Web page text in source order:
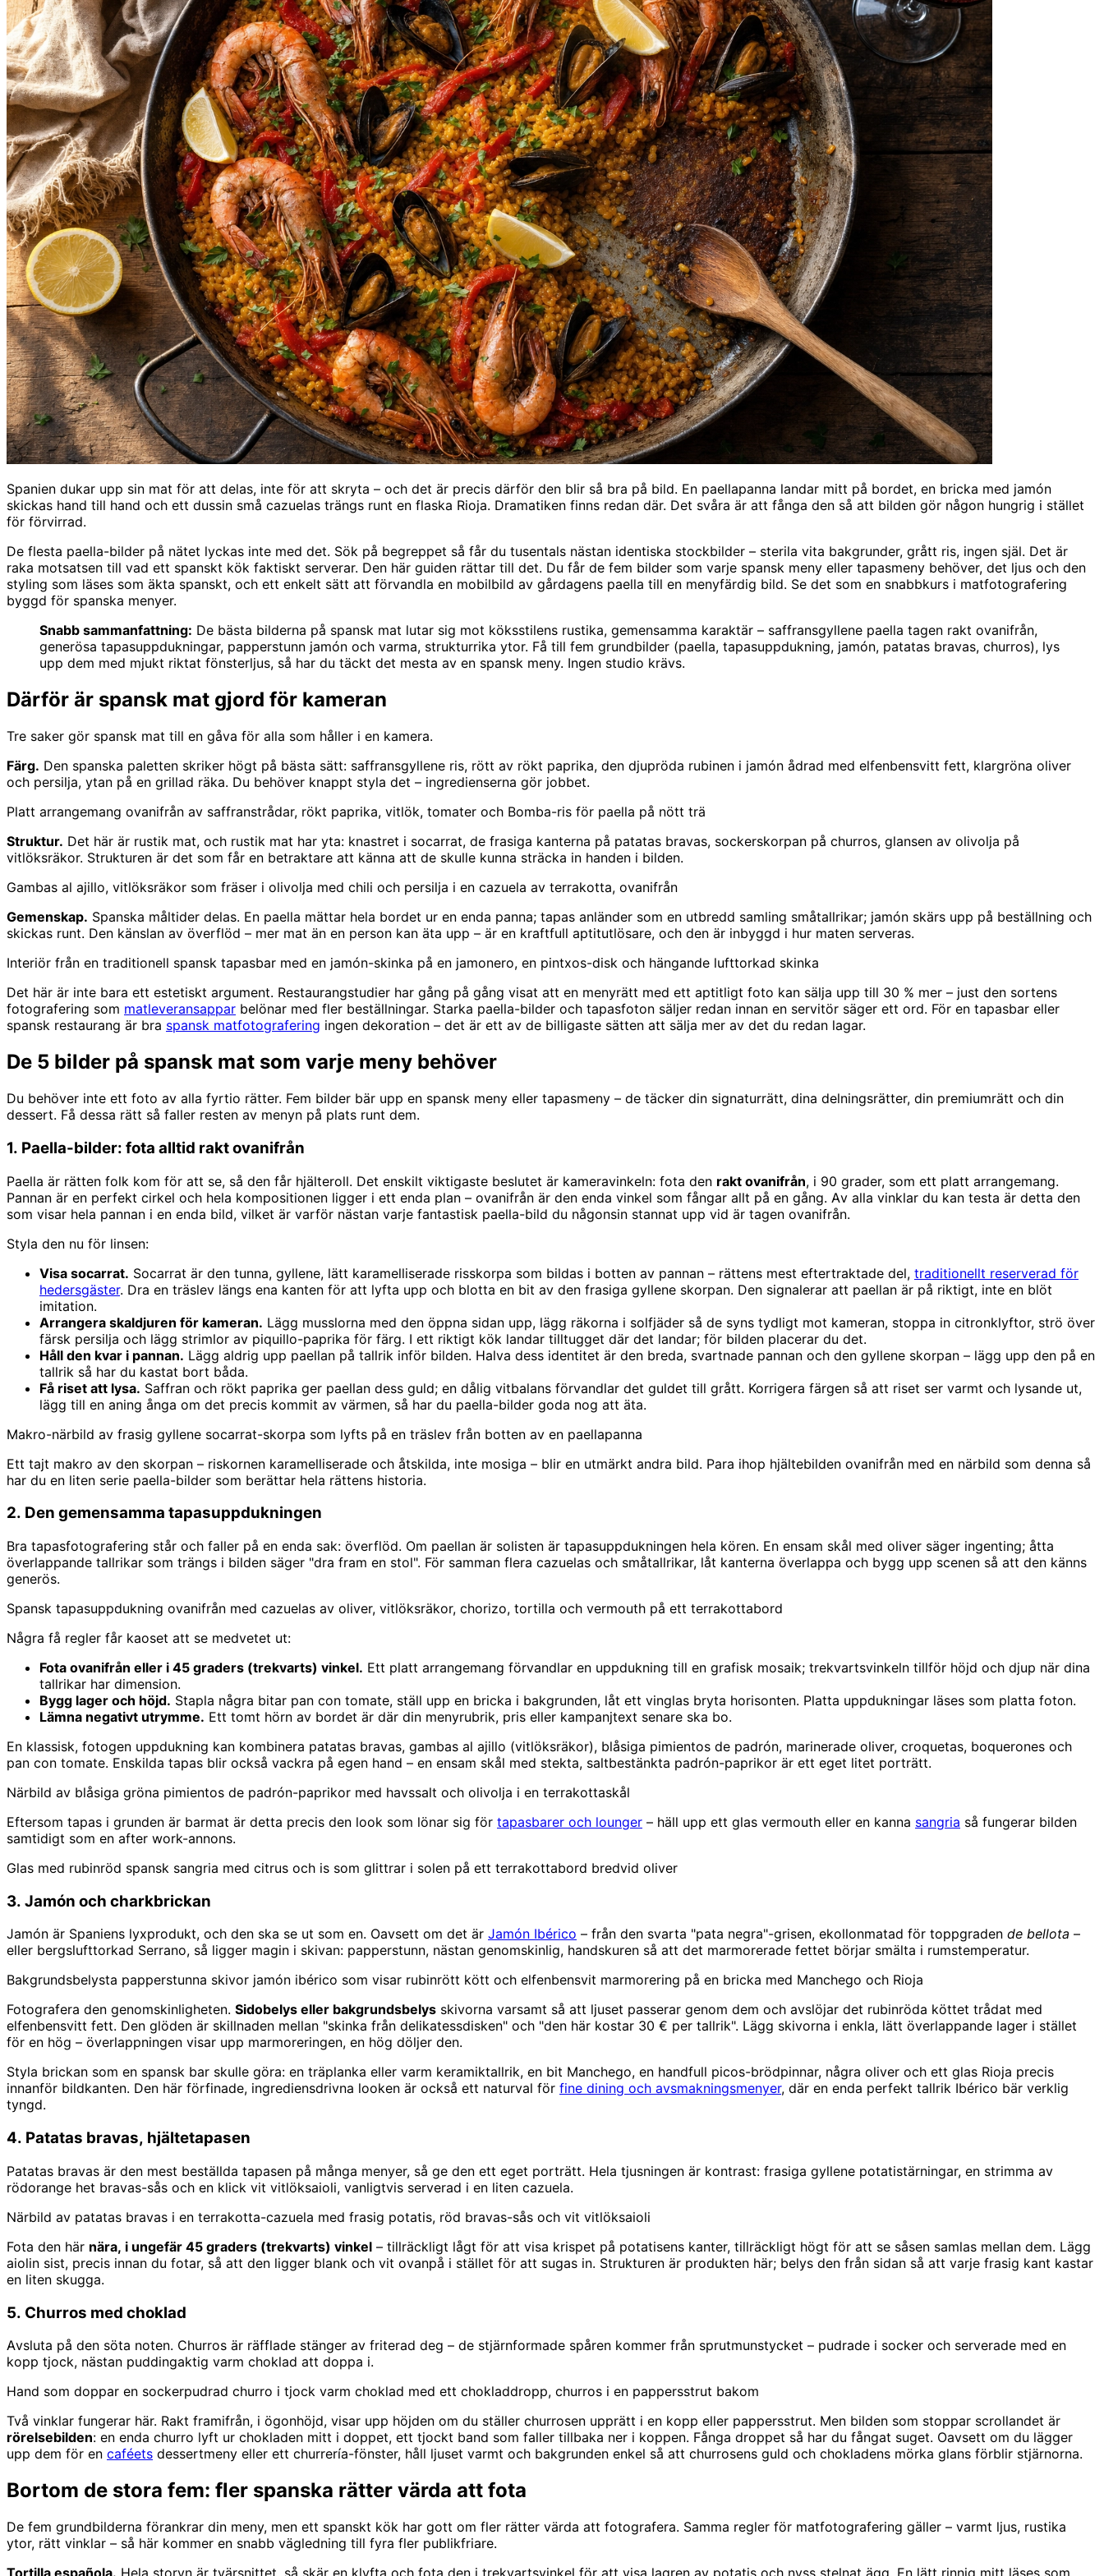
Spanien dukar upp sin mat för att delas, inte för att skryta – och det är precis därför den blir så bra på bild. En paellapanna landar mitt på bordet, en bricka med jamón
skickas hand till hand och ett dussin små cazuelas trängs runt en flaska Rioja. Dramatiken finns redan där. Det svåra är att fånga den så att bilden gör någon hungrig i stället
för förvirrad.
De flesta paella-bilder på nätet lyckas inte med det. Sök på begreppet så får du tusentals nästan identiska stockbilder – sterila vita bakgrunder, grått ris, ingen själ. Det är
raka motsatsen till vad ett spanskt kök faktiskt serverar. Den här guiden rättar till det. Du får de fem bilder som varje spansk meny eller tapasmeny behöver, det ljus och den
styling som läses som äkta spanskt, och ett enkelt sätt att förvandla en mobilbild av gårdagens paella till en menyfärdig bild. Se det som en snabbkurs i matfotografering
byggd för spanska menyer.
Snabb sammanfattning: De bästa bilderna på spansk mat lutar sig mot köksstilens rustika, gemensamma karaktär – saffransgyllene paella tagen rakt ovanifrån,
generösa tapasuppdukningar, papperstunn jamón och varma, strukturrika ytor. Få till fem grundbilder (paella, tapasuppdukning, jamón, patatas bravas, churros), lys
upp dem med mjukt riktat fönsterljus, så har du täckt det mesta av en spansk meny. Ingen studio krävs.
Därför är spansk mat gjord för kameran
Tre saker gör spansk mat till en gåva för alla som håller i en kamera.
Färg. Den spanska paletten skriker högt på bästa sätt: saffransgyllene ris, rött av rökt paprika, den djupröda rubinen i jamón ådrad med elfenbensvitt fett, klargröna oliver
och persilja, ytan på en grillad räka. Du behöver knappt styla det – ingredienserna gör jobbet.
Platt arrangemang ovanifrån av saffranstrådar, rökt paprika, vitlök, tomater och Bomba-ris för paella på nött trä
Struktur. Det här är rustik mat, och rustik mat har yta: knastret i socarrat, de frasiga kanterna på patatas bravas, sockerskorpan på churros, glansen av olivolja på
vitlöksräkor. Strukturen är det som får en betraktare att känna att de skulle kunna sträcka in handen i bilden.
Gambas al ajillo, vitlöksräkor som fräser i olivolja med chili och persilja i en cazuela av terrakotta, ovanifrån
Gemenskap. Spanska måltider delas. En paella mättar hela bordet ur en enda panna; tapas anländer som en utbredd samling småtallrikar; jamón skärs upp på beställning och
skickas runt. Den känslan av överflöd – mer mat än en person kan äta upp – är en kraftfull aptitutlösare, och den är inbyggd i hur maten serveras.
Interiör från en traditionell spansk tapasbar med en jamón-skinka på en jamonero, en pintxos-disk och hängande lufttorkad skinka
Det här är inte bara ett estetiskt argument. Restaurangstudier har gång på gång visat att en menyrätt med ett aptitligt foto kan sälja upp till 30 % mer – just den sortens
fotografering som matleveransappar belönar med fler beställningar. Starka paella-bilder och tapasfoton säljer redan innan en servitör säger ett ord. För en tapasbar eller
spansk restaurang är bra spansk matfotografering ingen dekoration – det är ett av de billigaste sätten att sälja mer av det du redan lagar.
De 5 bilder på spansk mat som varje meny behöver
Du behöver inte ett foto av alla fyrtio rätter. Fem bilder bär upp en spansk meny eller tapasmeny – de täcker din signaturrätt, dina delningsrätter, din premiumrätt och din
dessert. Få dessa rätt så faller resten av menyn på plats runt dem.
1. Paella-bilder: fota alltid rakt ovanifrån
Paella är rätten folk kom för att se, så den får hjälteroll. Det enskilt viktigaste beslutet är kameravinkeln: fota den rakt ovanifrån, i 90 grader, som ett platt arrangemang.
Pannan är en perfekt cirkel och hela kompositionen ligger i ett enda plan – ovanifrån är den enda vinkel som fångar allt på en gång. Av alla vinklar du kan testa är detta den
som visar hela pannan i en enda bild, vilket är varför nästan varje fantastisk paella-bild du någonsin stannat upp vid är tagen ovanifrån.
Styla den nu för linsen:
Visa socarrat. Socarrat är den tunna, gyllene, lätt karamelliserade risskorpa som bildas i botten av pannan – rättens mest eftertraktade del, traditionellt reserverad för
hedersgäster. Dra en träslev längs ena kanten för att lyfta upp och blotta en bit av den frasiga gyllene skorpan. Den signalerar att paellan är på riktigt, inte en blöt
imitation.
Arrangera skaldjuren för kameran. Lägg musslorna med den öppna sidan upp, lägg räkorna i solfjäder så de syns tydligt mot kameran, stoppa in citronklyftor, strö över
färsk persilja och lägg strimlor av piquillo-paprika för färg. I ett riktigt kök landar tilltugget där det landar; för bilden placerar du det.
Håll den kvar i pannan. Lägg aldrig upp paellan på tallrik inför bilden. Halva dess identitet är den breda, svartnade pannan och den gyllene skorpan – lägg upp den på en
tallrik så har du kastat bort båda.
Få riset att lysa. Saffran och rökt paprika ger paellan dess guld; en dålig vitbalans förvandlar det guldet till grått. Korrigera färgen så att riset ser varmt och lysande ut,
lägg till en aning ånga om det precis kommit av värmen, så har du paella-bilder goda nog att äta.
Makro-närbild av frasig gyllene socarrat-skorpa som lyfts på en träslev från botten av en paellapanna
Ett tajt makro av den skorpan – riskornen karamelliserade och åtskilda, inte mosiga – blir en utmärkt andra bild. Para ihop hjälte­bilden ovanifrån med en närbild som denna så
har du en liten serie paella-bilder som berättar hela rättens historia.
2. Den gemensamma tapasuppdukningen
Bra tapasfotografering står och faller på en enda sak: överflöd. Om paellan är solisten är tapasuppdukningen hela kören. En ensam skål med oliver säger ingenting; åtta
överlappande tallrikar som trängs i bilden säger "dra fram en stol". För samman flera cazuelas och småtallrikar, låt kanterna överlappa och bygg upp scenen så att den känns
generös.
Spansk tapasuppdukning ovanifrån med cazuelas av oliver, vitlöksräkor, chorizo, tortilla och vermouth på ett terrakottabord
Några få regler får kaoset att se medvetet ut:
Fota ovanifrån eller i 45 graders (trekvarts) vinkel. Ett platt arrangemang förvandlar en uppdukning till en grafisk mosaik; trekvartsvinkeln tillför höjd och djup när dina
tallrikar har dimension.
Bygg lager och höjd. Stapla några bitar pan con tomate, ställ upp en bricka i bakgrunden, låt ett vinglas bryta horisonten. Platta uppdukningar läses som platta foton.
Lämna negativt utrymme. Ett tomt hörn av bordet är där din menyrubrik, pris eller kampanjtext senare ska bo.
En klassisk, fotogen uppdukning kan kombinera patatas bravas, gambas al ajillo (vitlöksräkor), blåsiga pimientos de padrón, marinerade oliver, croquetas, boquerones och
pan con tomate. Enskilda tapas blir också vackra på egen hand – en ensam skål med stekta, saltbestänkta padrón-paprikor är ett eget litet porträtt.
Närbild av blåsiga gröna pimientos de padrón-paprikor med havssalt och olivolja i en terrakottaskål
Eftersom tapas i grunden är barmat är detta precis den look som lönar sig för tapasbarer och lounger – häll upp ett glas vermouth eller en kanna sangria så fungerar bilden
samtidigt som en after work-annons.
Glas med rubinröd spansk sangria med citrus och is som glittrar i solen på ett terrakottabord bredvid oliver
3. Jamón och charkbrickan
Jamón är Spaniens lyxprodukt, och den ska se ut som en. Oavsett om det är Jamón Ibérico – från den svarta "pata negra"-grisen, ekollonmatad för toppgraden de bellota –
eller bergslufttorkad Serrano, så ligger magin i skivan: papperstunn, nästan genomskinlig, handskuren så att det marmorerade fettet börjar smälta i rumstemperatur.
Bakgrundsbelysta papperstunna skivor jamón ibérico som visar rubinrött kött och elfenbensvit marmorering på en bricka med Manchego och Rioja
Fotografera den genomskinligheten. Sidobelys eller bakgrundsbelys skivorna varsamt så att ljuset passerar genom dem och avslöjar det rubinröda köttet trådat med
elfenbensvitt fett. Den glöden är skillnaden mellan "skinka från delikatessdisken" och "den här kostar 30 € per tallrik". Lägg skivorna i enkla, lätt överlappande lager i stället
för en hög – överlappningen visar upp marmoreringen, en hög döljer den.
Styla brickan som en spansk bar skulle göra: en träplanka eller varm keramiktallrik, en bit Manchego, en handfull picos-brödpinnar, några oliver och ett glas Rioja precis
innanför bildkanten. Den här förfinade, ingrediensdrivna looken är också ett naturval för fine dining och avsmakningsmenyer, där en enda perfekt tallrik Ibérico bär verklig
tyngd.
4. Patatas bravas, hjältetapasen
Patatas bravas är den mest beställda tapasen på många menyer, så ge den ett eget porträtt. Hela tjusningen är kontrast: frasiga gyllene potatistärningar, en strimma av
rödorange het bravas-sås och en klick vit vitlöksaioli, vanligtvis serverad i en liten cazuela.
Närbild av patatas bravas i en terrakotta-cazuela med frasig potatis, röd bravas-sås och vit vitlöksaioli
Fota den här nära, i ungefär 45 graders (trekvarts) vinkel – tillräckligt lågt för att visa krispet på potatisens kanter, tillräckligt högt för att se såsen samlas mellan dem. Lägg
aiolin sist, precis innan du fotar, så att den ligger blank och vit ovanpå i stället för att sugas in. Strukturen är produkten här; belys den från sidan så att varje frasig kant kastar
en liten skugga.
5. Churros med choklad
Avsluta på den söta noten. Churros är räfflade stänger av friterad deg – de stjärnformade spåren kommer från sprutmunstycket – pudrade i socker och serverade med en
kopp tjock, nästan pudding­aktig varm choklad att doppa i.
Hand som doppar en sockerpudrad churro i tjock varm choklad med ett chokladdropp, churros i en pappersstrut bakom
Två vinklar fungerar här. Rakt framifrån, i ögonhöjd, visar upp höjden om du ställer churrosen upprätt i en kopp eller pappersstrut. Men bilden som stoppar scrollandet är
rörelse­bilden: en enda churro lyft ur chokladen mitt i doppet, ett tjockt band som faller tillbaka ner i koppen. Fånga droppet så har du fångat suget. Oavsett om du lägger
upp dem för en caféets dessertmeny eller ett churrería-fönster, håll ljuset varmt och bakgrunden enkel så att churrosens guld och chokladens mörka glans förblir stjärnorna.
Bortom de stora fem: fler spanska rätter värda att fota
De fem grundbilderna förankrar din meny, men ett spanskt kök har gott om fler rätter värda att fotografera. Samma regler för matfotografering gäller – varmt ljus, rustika
ytor, rätt vinklar – så här kommer en snabb vägledning till fyra fler publikfriare.